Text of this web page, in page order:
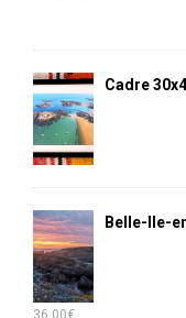
Cadre
Belle-Ile-
36.00€